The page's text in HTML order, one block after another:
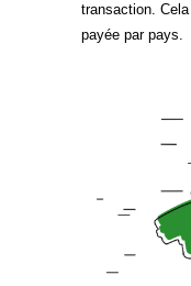
transaction.
payée par pays.